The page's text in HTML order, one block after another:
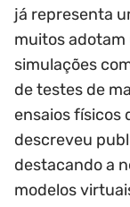
já representa
muitos adotam
simulações
de testes de
ensaios físicos
descreveu
destacando a
modelos